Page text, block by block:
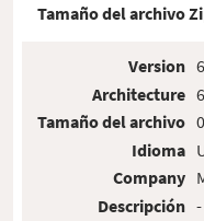
Tamaño del archivo
Version
Architecture
Tamaño del archivo
Idioma
Company
Descripción -